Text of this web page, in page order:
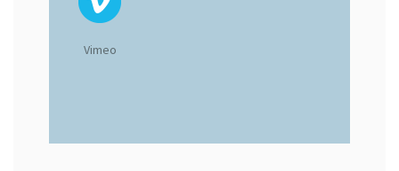
Vimeo